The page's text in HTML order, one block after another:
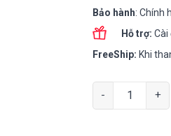
Bảo hành: Chính
Hỗ trợ: Cài
FreeShip: Khi
Mercusys